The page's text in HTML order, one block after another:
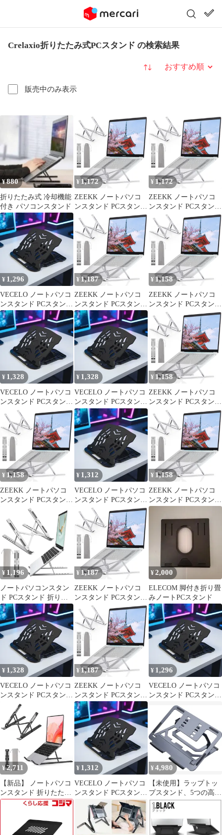
Crelaxio折りたたみ式PCスタンド の検索結果
販売中のみ表示
並び替え
¥880
折りたたみ式 冷却機能
付き パソコンスタンド
¥ 1,172
ZEEKK ノートパソコ
ンスタンド PCスタンド
アルミ合金 タブレット
スタンド 折りたたみ 軽
量 安定 放熱 滑り止め
人間工学設計 高さ 角度
6段階調整 収納可能 在
宅／出勤勤務 持ち運び
に便利 10.5-17インチま
で対応 1
¥ 1,172
ZEEKK ノートパソコ
ンスタンド PCスタンド
アルミ合金 タブレット
スタンド 折りたたみ 軽
量 安定 放熱 滑り止め
人間工学設計 高さ 角度
6段階調整 収納可能 在
宅／出勤勤務 持ち運び
に便利 10.5-17インチま
で対応 0
¥ 1,296
VECELO ノートパソコ
ンスタンド PCスタンド
パソコン台 卓上 ノート
パソコン台 折りたたみ
式 7段 高さ調整 コンパ
クト収納 折り畳み式 放
熱 姿勢改善 360°回転 1
¥ 1,187
ZEEKK ノートパソコ
ンスタンド PCスタンド
アルミ合金 タブレット
スタンド 折りたたみ 軽
量 安定 放熱 滑り止め
人間工学設計 高さ 角度
6段階調整 収納可能 在
宅／出勤勤務 持ち運び
に便利 10.5-17インチま
で対応 0
¥ 1,158
ZEEKK ノートパソコ
ンスタンド PCスタンド
アルミ合金 タブレット
スタンド 折りたたみ 軽
量 安定 放熱 滑り止め
人間工学設計 高さ 角度
6段階調整 収納可能 在
宅／出勤勤務 持ち運び
に便利 10.5-17インチま
で対応 0
¥ 1,328
VECELO ノートパソコ
ンスタンド PCスタンド
パソコン台 卓上 ノート
パソコン台 折りたたみ
式 7段 高さ調整 コンパ
クト収納 折り畳み式 放
熱 姿勢改善 360°回転 1
¥ 1,328
VECELO ノートパソコ
ンスタンド PCスタンド
パソコン台 卓上 ノート
パソコン台 折りたたみ
式 7段 高さ調整 コンパ
クト収納 折り畳み式 放
熱 姿勢改善 360°回転 1
¥ 1,158
ZEEKK ノートパソコ
ンスタンド PCスタンド
アルミ合金 タブレット
スタンド 折りたたみ 軽
量 安定 放熱 滑り止め
人間工学設計 高さ 角度
6段階調整 収納可能 在
宅／出勤勤務 持ち運び
に便利 10.5-17インチま
で対応 0
¥1,158
ZEEKK ノートパソコ
ンスタンド PCスタンド
アルミ合金 タブレット
スタンド 折りたたみ 軽
量 安定 放熱 滑り止め
人間工学設計 高さ 角度
6段階調整 収納可能 在
宅／出勤勤務 持ち運び
に便利 10.5-17インチま
で対応 1
¥ 1,312
VECELO ノートパソコ
ンスタンド PCスタンド
パソコン台 卓上 ノート
パソコン台 折りたたみ
式 7段 高さ調整 コンパ
クト収納 折り畳み式 放
熱 姿勢改善 360°回転 1
¥1,158
ZEEKK ノートパソコ
ンスタンド PCスタンド
アルミ合金 タブレット
スタンド 折りたたみ 軽
量 安定 放熱 滑り止め
人間工学設計 高さ 角度
6段階調整 収納可能 在
宅／出勤勤務 持ち運び
に便利 10.5-17インチま
で対応 0
¥ 1,196
ノートパソコンスタン
ド PCスタンド 折りた
たみ式 アルミ合金製 滑
り止め 軽量 持ち運び便
利 姿勢改善 ラップトッ
プスタンド パソコンス
タンド 6段階高さ調節
可能 タブレット対応 在
宅ワーク用 MacBook／
PC／iPad／ラップトッ
プ対応 収納袋付き 0
¥ 1,187
ZEEKK ノートパソコ
ンスタンド PCスタンド
アルミ合金 タブレット
スタンド 折りたたみ 軽
量 安定 放熱 滑り止め
人間工学設計 高さ 角度
6段階調整 収納可能 在
宅／出勤勤務 持ち運び
に便利 10.5-17インチま
で対応 0
¥2,000
ELECOM 脚付き折り畳
みノートPCスタンド
¥ 1,328
VECELO ノートパソコ
ンスタンド PCスタンド
パソコン台 卓上 ノート
パソコン台 折りたたみ
式 7段 高さ調整 コンパ
クト収納 折り畳み式 放
熱 姿勢改善 360°回転 1
¥ 1,187
ZEEKK ノートパソコ
ンスタンド PCスタンド
アルミ合金 タブレット
スタンド 折りたたみ 軽
量 安定 放熱 滑り止め
人間工学設計 高さ 角度
6段階調整 収納可能 在
宅／出勤勤務 持ち運び
に便利 10.5-17インチま
で対応 1
¥ 1,296
VECELO ノートパソコ
ンスタンド PCスタンド
パソコン台 卓上 ノート
パソコン台 折りたたみ
式 7段 高さ調整 コンパ
クト収納 折り畳み式 放
熱 姿勢改善 360°回転 0
¥2,711
【新品】 ノートパソコ
ンスタンド 折りたたみ
式 アルミ合金製 軽量
節 姿勢改善＆猫背防止
放熱設計で長時間作業
¥ 1,312
VECELO ノートパソコ
ンスタンド PCスタンド
パソコン台 卓上 ノート
パソコン台 折りたたみ
式 7段 高さ調整 コンパ
クト収納 折り畳み式 放
¥ 4,980
【未使用】ラップトッ
プスタンド、5つの高さ
調節可能なポータブル
リフティングコンピュ
ータブラケット、家庭/
オフィス用の折りたた